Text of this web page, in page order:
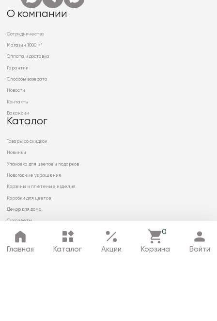
Главная Каталог Акции
0
Корзина Войти
О компании
Сотрудничество
Магазин 1000 м²
Оплата и доставка
Гарантии
Способы возврата
Новости
Контакты
Вакансии
Каталог
Товары со скидкой
Новинки
Упаковка для цветов и подарков
Новогодние украшения
Корзины и плетеные изделия
Коробки для цветов
Декор для дома
Сухоцветы
© 2026 ООО «МИРРЭЙ»